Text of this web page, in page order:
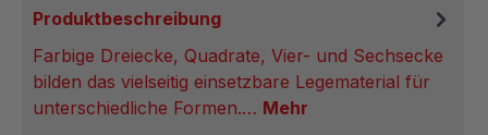
Produktbeschreibung
Farbige Dreiecke, Quadrate, Vier- und Sechsecke
bilden das vielseitig einsetzbare Legematerial für
unterschiedliche Formen.… Mehr